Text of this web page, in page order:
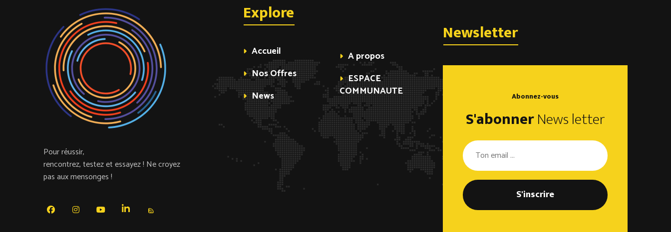
Pour réussir,
rencontrez, testez et essayez ! Ne croyez
pas aux mensonges !
Explore
Accueil
Nos Offres
News
A propos
ESPACE
COMMUNAUTE
Newsletter
S'abonnerNews letter
S'inscrire